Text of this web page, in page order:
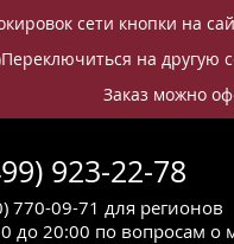
сети кнопки на
на другую
Заказ можно
923-22-78
до 20:00 по вопросам о
770-09-71 для регионов